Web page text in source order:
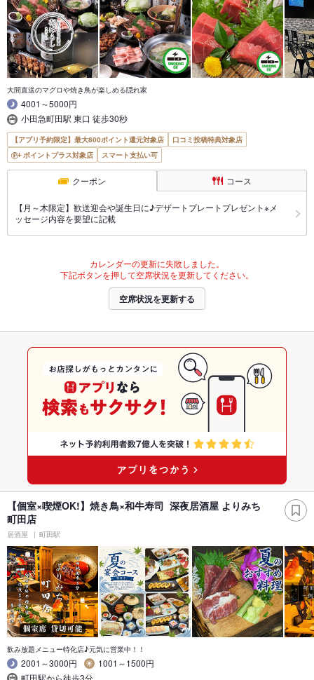
大間直送のマグロや焼き鳥が楽しめる隠れ家
4001～5000円
小田急町田駅 東口 徒歩30秒
【アプリ予約限定】最大800ポイント還元対象店
口コミ投稿特典対象店
ポイントプラス対象店
スマート支払い可
クーポン コース
【月～木限定】歓送迎会や誕生日に♪デザートプレートプレゼント※メ
ッセージ内容を要望に記載
カレンダーの更新に失敗しました。
下記ボタンを押して空席状況を更新してください。
空席状況を更新する
【個室×喫煙OK!】焼き鳥×和牛寿司 深夜居酒屋 よりみち
町田店
居酒屋 町田駅
飲み放題メニュー特化店♪元気に営業中！！
2001～3000円
1001～1500円
町田駅から徒歩3分